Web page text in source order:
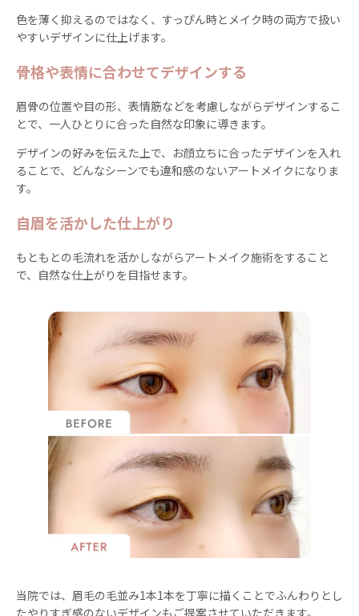
色を薄く抑えるのではなく、すっぴん時とメイク時の両方で扱い
やすいデザインに仕上げます。
骨格や表情に合わせてデザインする
眉骨の位置や目の形、表情筋などを考慮しながらデザインするこ
とで、一人ひとりに合った自然な印象に導きます。
デザインの好みを伝えた上で、お顔立ちに合ったデザインを入れ
ることで、どんなシーンでも違和感のないアートメイクになりま
す。
自眉を活かした仕上がり
もともとの毛流れを活かしながらアートメイク施術をすること
で、自然な仕上がりを目指せます。
当院では、眉毛の毛並み1本1本を丁寧に描くことでふんわりとし